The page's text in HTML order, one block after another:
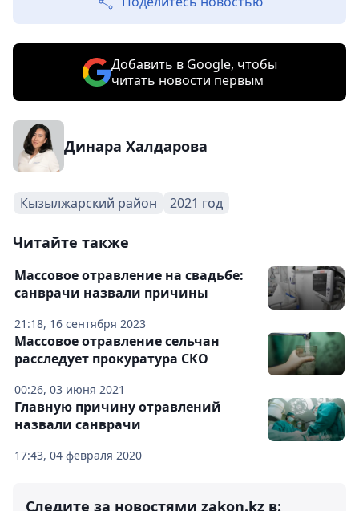
Добавить в Google, чтобы
читать новости первым
Динара Халдарова
Кызылжарский район 2021 год
Читайте также
21:18, 16 сентября 2023
Массовое отравление на свадьбе:
санврачи назвали причины
00:26, 03 июня 2021
Массовое отравление сельчан
расследует прокуратура СКО
17:43, 04 февраля 2020
Главную причину отравлений
назвали санврачи
Следите за новостями zakon.kz в: